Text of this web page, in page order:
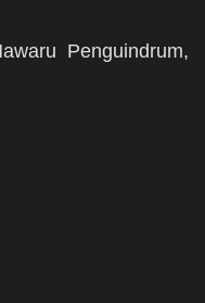
Penguindrum,